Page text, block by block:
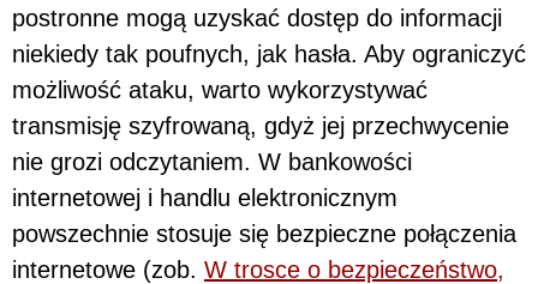
postronne mogą uzyskać dostęp do informacji
niekiedy tak poufnych, jak hasła. Aby ograniczyć
możliwość ataku, warto wykorzystywać
transmisję szyfrowaną, gdyż jej przechwycenie
nie grozi odczytaniem. W bankowości
internetowej i handlu elektronicznym
powszechnie stosuje się bezpieczne połączenia
internetowe (zob. W trosce o bezpieczeństwo,